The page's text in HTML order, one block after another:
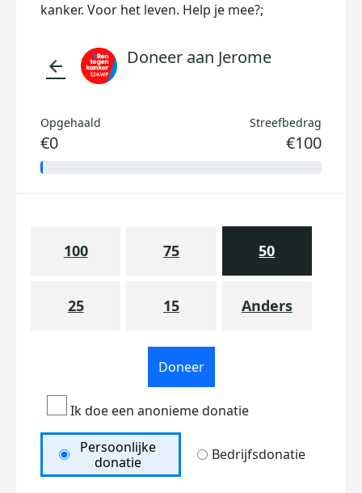
kanker. Voor het leven. Help je mee?;
arrow_back Doneer aan Jerome
Opgehaald
€0
Streefbedrag
€100
100 75 50
25 15 Anders
Doneer
Ik doe een anonieme donatie
Persoonlijke
donatie
Bedrijfsdonatie